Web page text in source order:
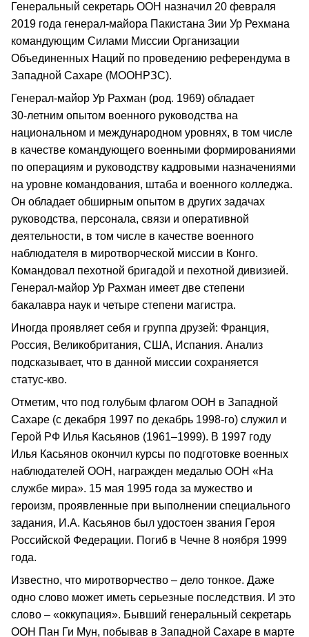
Генеральный секретарь ООН назначил 20 февраля
2019 года генерал‑майора Пакистана Зии Ур Рехмана
командующим Силами Миссии Организации
Объединенных Наций по проведению референдума в
Западной Сахаре (МООНРЗС).
Генерал‑майор Ур Рахман (род. 1969) обладает
30‑летним опытом военного руководства на
национальном и международном уровнях, в том числе
в качестве командующего военными формированиями
по операциям и руководству кадровыми назначениями
на уровне командования, штаба и военного колледжа.
Он обладает обширным опытом в других задачах
руководства, персонала, связи и оперативной
деятельности, в том числе в качестве военного
наблюдателя в миротворческой миссии в Конго.
Командовал пехотной бригадой и пехотной дивизией.
Генерал‑майор Ур Рахман имеет две степени
бакалавра наук и четыре степени магистра.
Иногда проявляет себя и группа друзей: Франция,
Россия, Великобритания, США, Испания. Анализ
подсказывает, что в данной миссии сохраняется
статус‑кво.
Отметим, что под голубым флагом ООН в Западной
Сахаре (с декабря 1997 по декабрь 1998-го) служил и
Герой РФ Илья Касьянов (1961–1999). В 1997 году
Илья Касьянов окончил курсы по подготовке военных
наблюдателей ООН, награжден медалью ООН «На
службе мира». 15 мая 1995 года за мужество и
героизм, проявленные при выполнении специального
задания, И.А. Касьянов был удостоен звания Героя
Российской Федерации. Погиб в Чечне 8 ноября 1999
года.
Известно, что миротворчество – дело тонкое. Даже
одно слово может иметь серьезные последствия. И это
слово – «оккупация». Бывший генеральный секретарь
ООН Пан Ги Мун, побывав в Западной Сахаре в марте